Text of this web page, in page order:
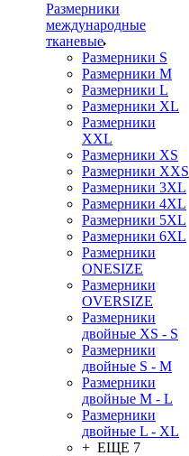
Размерники
международные
тканевые
Размерники S
Размерники M
Размерники L
Размерники XL
Размерники
XXL
Размерники XS
Размерники XXS
Размерники 3XL
Размерники 4XL
Размерники 5XL
Размерники 6XL
Размерники
ONESIZE
Размерники
OVERSIZE
Размерники
двойные XS - S
Размерники
двойные S - M
Размерники
двойные M - L
Размерники
двойные L - XL
+ ЕЩЕ 7